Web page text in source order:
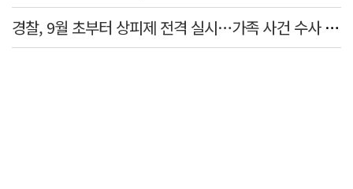
경찰, 9월 초부터 상피제 전격 실시…가족 사건 수사 못해